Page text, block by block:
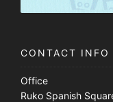
CONTACT INFO
Office
Ruko Spanish